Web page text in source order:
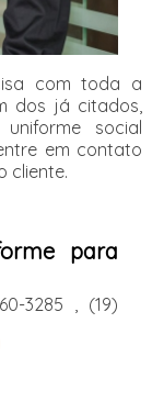
com toda a
dos já citados,
social
em contato
cliente.
para
3285 , (19)